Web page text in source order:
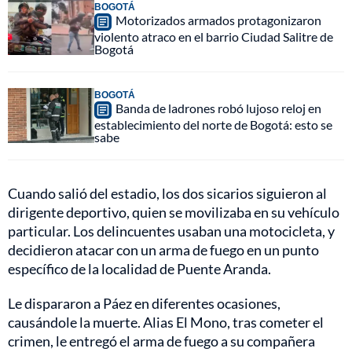
BOGOTÁ
Motorizados armados protagonizaron
violento atraco en el barrio Ciudad Salitre de
Bogotá
BOGOTÁ
Banda de ladrones robó lujoso reloj en
establecimiento del norte de Bogotá: esto se
sabe
Cuando salió del estadio, los dos sicarios siguieron al
dirigente deportivo, quien se movilizaba en su vehículo
particular. Los delincuentes usaban una motocicleta, y
decidieron atacar con un arma de fuego en un punto
específico de la localidad de Puente Aranda.
Le dispararon a Páez en diferentes ocasiones,
causándole la muerte. Alias El Mono, tras cometer el
crimen, le entregó el arma de fuego a su compañera